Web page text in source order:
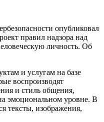
опубликовал
правил надзора над
личность. Об
и услугам на базе
воспроизводят
и стиль общения,
эмоциональном уровне. В
тексты, изображения,